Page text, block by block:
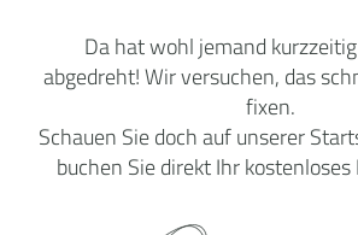
Da hat wohl jemand
abgedreht! Wir versuchen, das
fixen.
Schauen Sie doch auf unserer
buchen Sie direkt Ihr